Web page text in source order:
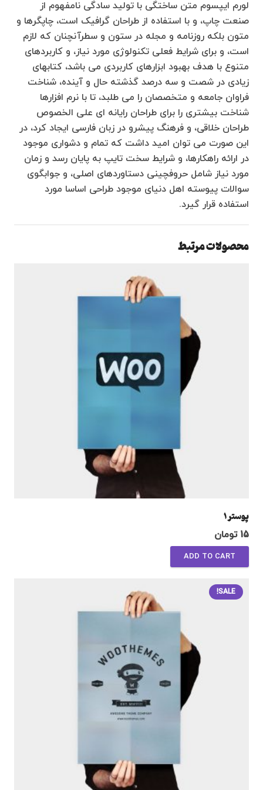
لورم ایپسوم متن ساختگی با تولید سادگی نامفهوم از
صنعت چاپ، و با استفاده از طراحان گرافیک است، چاپگرها و
متون بلکه روزنامه و مجله در ستون و سطرآنچنان که لازم
است، و برای شرایط فعلی تکنولوژی مورد نیاز، و کاربردهای
متنوع با هدف بهبود ابزارهای کاربردی می باشد، کتابهای
زیادی در شصت و سه درصد گذشته حال و آینده، شناخت
فراوان جامعه و متخصصان را می طلبد، تا با نرم افزارها
شناخت بیشتری را برای طراحان رایانه ای علی الخصوص
طراحان خلاقی، و فرهنگ پیشرو در زبان فارسی ایجاد کرد، در
این صورت می توان امید داشت که تمام و دشواری موجود
در ارائه راهکارها، و شرایط سخت تایپ به پایان رسد و زمان
مورد نیاز شامل حروفچینی دستاوردهای اصلی، و جوابگوی
سوالات پیوسته اهل دنیای موجود طراحی اساسا مورد
استفاده قرار گیرد.
محصولات مرتبط
پوستر 1
15 تومان
ADD TO CART
SALE!